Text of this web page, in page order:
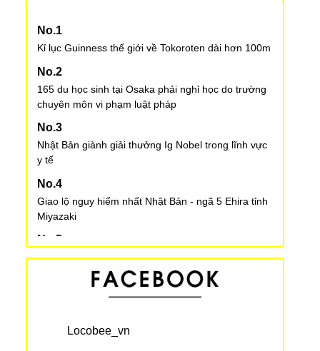
Kỉ lục Guinness thế giới về Tokoroten dài hơn 100m
165 du học sinh tại Osaka phải nghỉ học do trường
chuyên môn vi phạm luật pháp
Nhật Bản giành giải thưởng Ig Nobel trong lĩnh vực
y tế
Giao lộ nguy hiểm nhất Nhật Bản - ngã 5 Ehira tỉnh
Miyazaki
Các quy tắc viết chữ Kanji trong tiếng Nhật
Khám phá Nhật Bản cùng du học sinh: Quà lưu
Locobee_vn